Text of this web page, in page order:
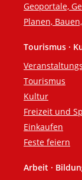
Geoportale,
Planen,
Tourismus ·
Tourismus
Kultur
Freizeit und
Einkaufen
Feste feiern
Arbeit ·